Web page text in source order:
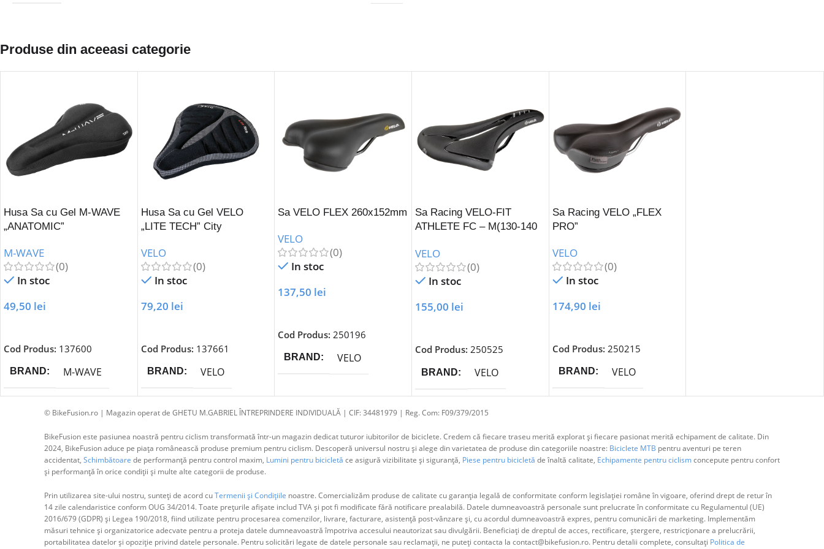
Produse din aceeasi categorie
Husa Sa cu Gel M-WAVE
„ANATOMIC”
M-WAVE
(0)
In stoc
49,50 lei
Cod Produs: 137600
BRAND M-WAVE
Husa Sa cu Gel VELO
„LITE TECH” City
VELO
(0)
In stoc
79,20 lei
Cod Produs: 137661
BRAND VELO
Sa VELO FLEX 260x152mm
VELO
(0)
In stoc
137,50 lei
Cod Produs:250196
BRAND VELO
Sa Racing VELO-FIT
ATHLETE FC – M(130-140
VELO
(0)
In stoc
155,00 lei
Cod Produs: 250525
BRAND VELO
Sa Racing VELO „FLEX
PRO”
VELO
(0)
In stoc
174,90 lei
Cod Produs: 250215
BRAND VELO
© BikeFusion.ro | Magazin operat de GHETU M.GABRIEL ÎNTREPRINDERE INDIVIDUALĂ | CIF: 34481979 | Reg. Com: F09/379/2015
BikeFusion este pasiunea noastră pentru ciclism transformată într-un magazin dedicat tuturor iubitorilor de biciclete. Credem că fiecare traseu merită explorat și fiecare pasionat merită echipament de calitate. Din
2024, BikeFusion aduce pe piața românească produse premium pentru ciclism. Descoperă universul nostru și alege din varietatea de produse din categoriile noastre:Biciclete MTB pentru aventuri pe teren
accidentat, Schimbătoare de performanță pentru control maxim, Lumini pentru bicicletă ce asigură vizibilitate și siguranță, Piese pentru bicicletă de înaltă calitate, Echipamente pentru ciclismconcepute pentru confort
și performanță în orice condiții și multe alte categorii de produse.
Prin utilizarea site-ului nostru, sunteți de acord cuTermenii și Condițiile noastre. Comercializăm produse de calitate cu garanția legală de conformitate conform legislației române în vigoare, oferind drept de retur în
14 zile calendaristice conform OUG 34/2014. Toate prețurile afișate includ TVA și pot fi modificate fără notificare prealabilă. Datele dumneavoastră personale sunt prelucrate în conformitate cu Regulamentul (UE)
2016/679 (GDPR) și Legea 190/2018, fiind utilizate pentru procesarea comenzilor, livrare, facturare, asistență post-vânzare și, cu acordul dumneavoastră expres, pentru comunicări de marketing. Implementăm
măsuri tehnice și organizatorice adecvate pentru a proteja datele dumneavoastră împotriva accesului neautorizat sau divulgării. Beneficiați de dreptul de acces, rectificare, ștergere, restricționare a prelucrării,
portabilitatea datelor și opoziție privind datele personale. Pentru solicitări legate de datele personale sau reclamații, ne puteți contacta la contact@bikefusion.ro. Pentru detalii complete, consultați Politica de